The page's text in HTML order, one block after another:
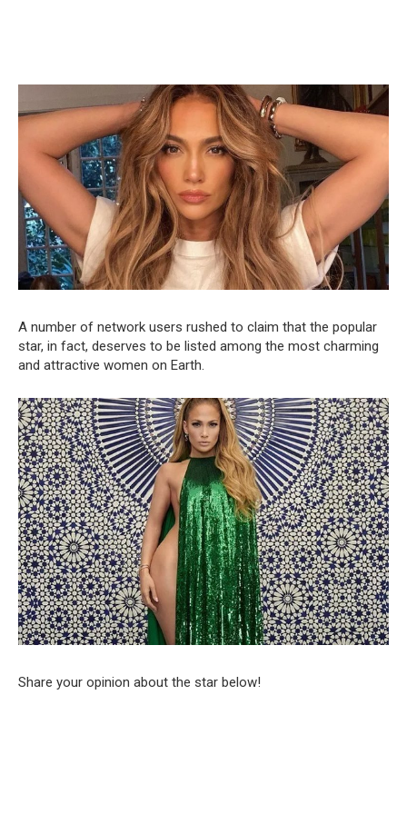
A number of network users rushed to claim that the popular
star, in fact, deserves to be listed among the most charming
and attractive women on Earth.
Share your opinion about the star below!